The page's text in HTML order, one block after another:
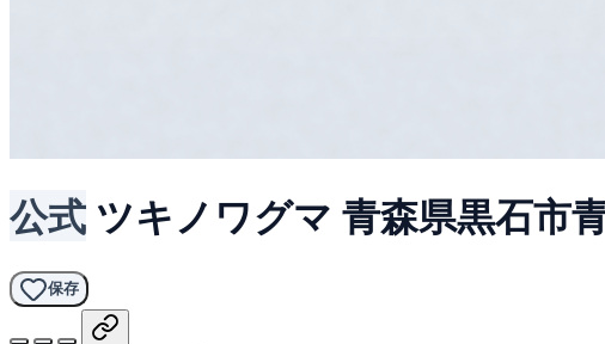
公式 ツキノワグマ 青森県黒石市
保存